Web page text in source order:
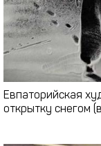
Евпаторийская
открытку снегом